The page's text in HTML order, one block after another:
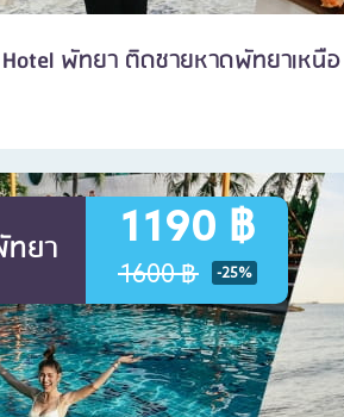
Hotel พัทยา ติดชายหาดพัทยาเห
ทยา 1190 ฿
1600 ฿ -25%